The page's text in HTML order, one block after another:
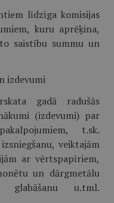
līdzīga komisijas
kuru aprēķina,
saistību summu un
izdevumi
gadā radušās
(izdevumi) par
t.sk.
veiktajām
ar vērtspapīriem,
un dārgmetālu
glabāšanu u.tml.